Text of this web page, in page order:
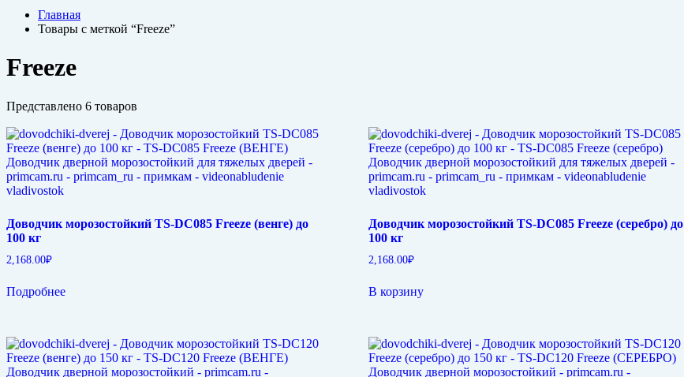
Главная
Товары с меткой “Freeze”
Freeze
Представлено 6 товаров
Доводчик морозостойкий TS-DC085 Freeze (венге) до
100 кг
2,168.00₽
Подробнее
Доводчик морозостойкий TS-DC085 Freeze (серебро) до
100 кг
2,168.00₽
В корзину